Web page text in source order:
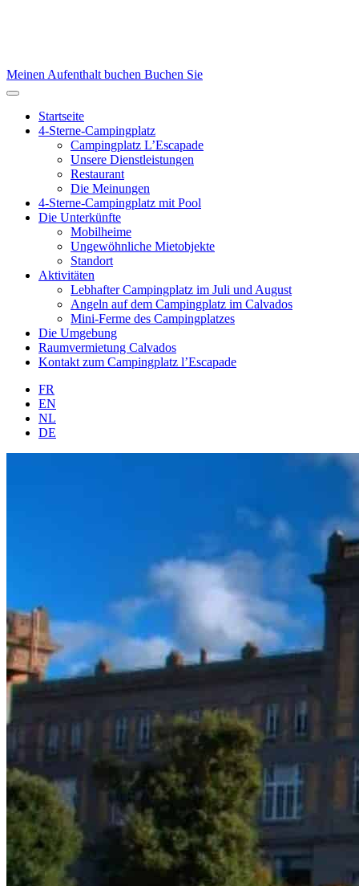
Meinen Aufenthalt buchen Buchen Sie
Startseite
4-Sterne-Campingplatz
Campingplatz L’Escapade
Unsere Dienstleistungen
Restaurant
Die Meinungen
4-Sterne-Campingplatz mit Pool
Die Unterkünfte
Mobilheime
Ungewöhnliche Mietobjekte
Standort
Aktivitäten
Lebhafter Campingplatz im Juli und August
Angeln auf dem Campingplatz im Calvados
Mini-Ferme des Campingplatzes
Die Umgebung
Raumvermietung Calvados
Kontakt zum Campingplatz l’Escapade
FR
EN
NL
DE